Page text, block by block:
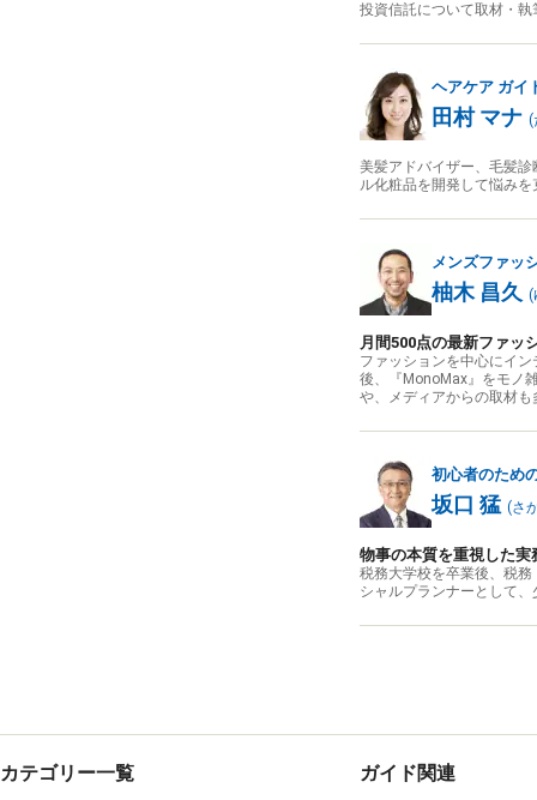
投資信託について取材・
ヘアケア ガイ
田村 マナ (
美髪アドバイザー、毛髪
ル化粧品を開発して悩み
メンズファッ
柚木 昌久 (
月間500点の最新ファッ
ファッションを中心にイ
後、『MonoMax』をモノ
や、メディアからの取材も
初心者のため
坂口 猛 (さ
物事の本質を重視した
税務大学校を卒業後、税
シャルプランナーとして
カテゴリー一覧 ガイド関連